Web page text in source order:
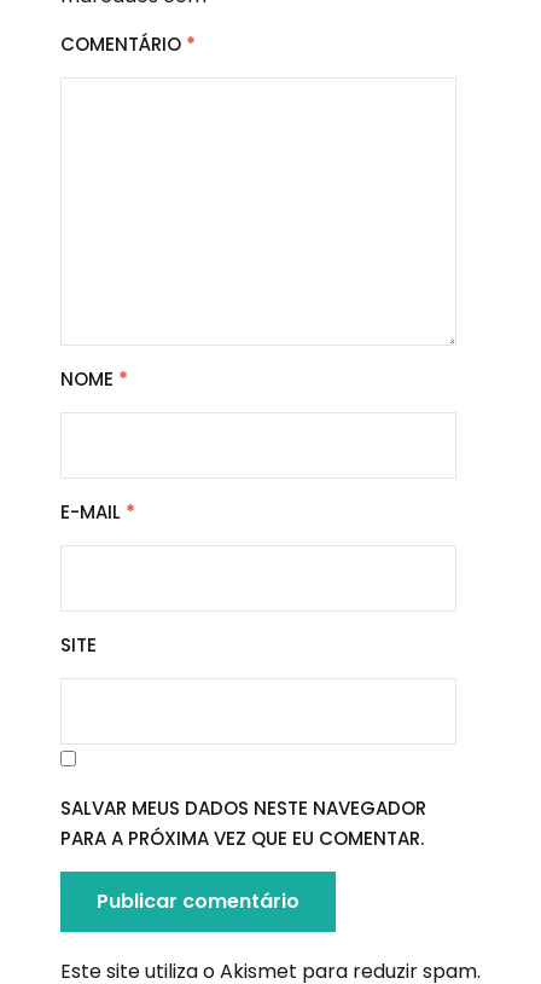
COMENTÁRIO *
NOME *
E-MAIL *
SITE
SALVAR MEUS DADOS NESTE NAVEGADOR
PARA A PRÓXIMA VEZ QUE EU COMENTAR.
Este site utiliza o Akismet para reduzir spam.